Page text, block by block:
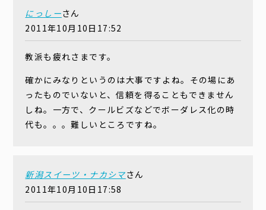
にっしーさん
2011年10月10日17:52
教派も疲れさまです。
確かにみなりというのは大事ですよね。その場にあ
ったものでいないと、信頼を得ることもできません
しね。一方で、クールビズなどでボーダレス化の時
代も。。。難しいところですね。
新潟スイーツ・ナカシマさん
2011年10月10日17:58